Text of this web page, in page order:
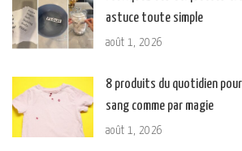
astuce toute simple
août 1, 2026
8 produits du quotidien
sang comme par magie
août 1, 2026